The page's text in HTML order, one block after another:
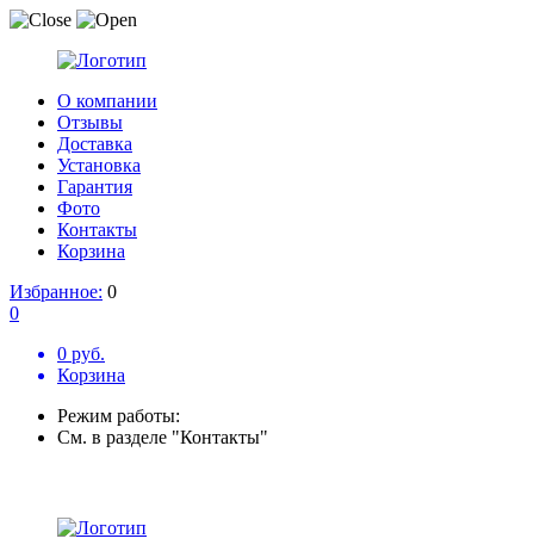
О компании
Отзывы
Доставка
Установка
Гарантия
Фото
Контакты
Корзина
Избранное: 0
0
0 руб.
Корзина
Режим работы:
См. в разделе "Контакты"